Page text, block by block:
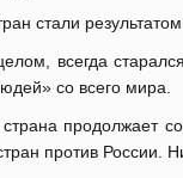
стали
всегда
со всего мира.
продолжает
против России.